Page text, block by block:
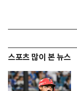
스포츠 많이 본 뉴스